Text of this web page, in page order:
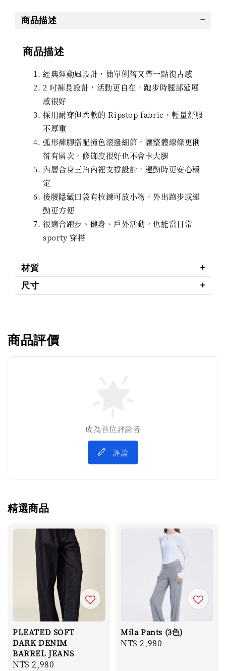
商品描述
商品描述
經典運動風設計，簡單俐落又帶一點復古感
2 吋褲長設計，活動更自在，跑步時腿部延展
感很好
採用耐穿但柔軟的 Ripstop fabric，輕量舒服
不厚重
弧形褲腳搭配撞色滾邊細節，讓整體線條更俐
落有層次，修飾度很好也不會卡大腿
內層合身三角內裡支撐設計，運動時更安心穩
定
後腰隱藏口袋有拉鍊可放小物，外出跑步或運
動更方便
很適合跑步、健身、戶外活動，也能當日常
sporty 穿搭
材質
尺寸
商品評價
成為首位評論者
評論
精選商品
PLEATED SOFT
DARK DENIM
BARREL JEANS
Regular
NT$ 2,980
Mila Pants (3色)
Regular
NT$ 2,980